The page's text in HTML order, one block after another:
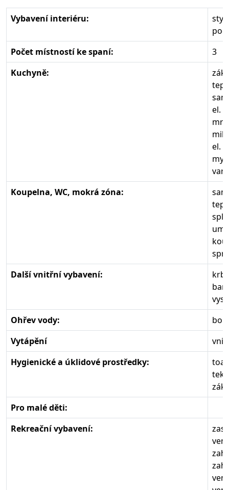
Vybavení interiéru:
Počet místností ke spaní:
3
Kuchyně:
el.
el.
Koupelna, WC, mokrá zóna:
Další vnitřní vybavení:
Ohřev vody:
Vytápění
Hygienické a úklidové prostředky:
Pro malé děti:
Rekreační vybavení: